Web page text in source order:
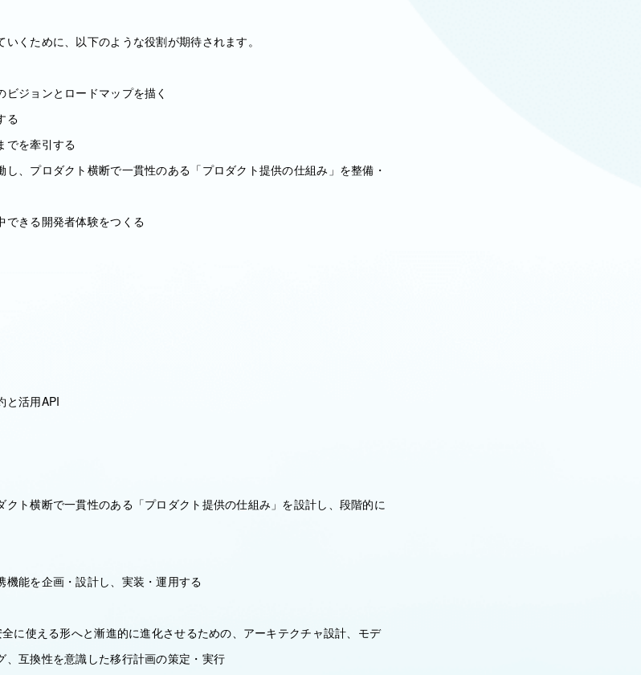
くために、以下のような役割が期待されます。
ジョンとロードマップを描く
る
でを牽引する
、プロダクト横断で一貫性のある「プロダクト提供の仕組み」を整備・
できる開発者体験をつくる
と活用API
ト横断で一貫性のある「プロダクト提供の仕組み」を設計し、段階的に
能を企画・設計し、実装・運用する
に使える形へと漸進的に進化させるための、アーキテクチャ設計、モデ
、互換性を意識した移行計画の策定・実行